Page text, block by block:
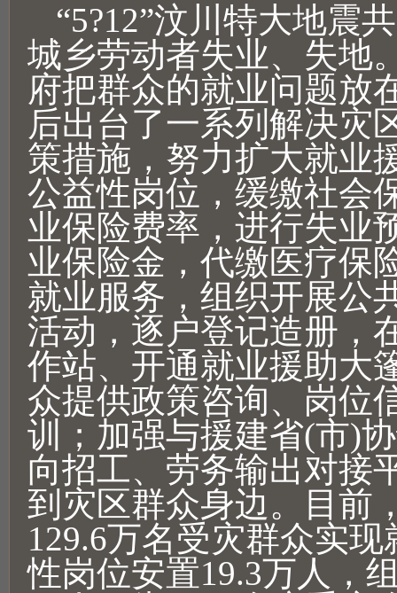
“5?12”汶川特大地震
城乡劳动者失业、失地
府把群众的就业问题放
后出台了一系列解决灾
策措施，努力扩大就业
公益性岗位，缓缴社会
业保险费率，进行失业
业保险金，代缴医疗保
就业服务，组织开展公
活动，逐户登记造册，
作站、开通就业援助大
众提供政策咨询、岗位
训；加强与援建省(市)
向招工、劳务输出对接
到灾区群众身边。目前
129.6万名受灾群众实
性岗位安置19.3万人，